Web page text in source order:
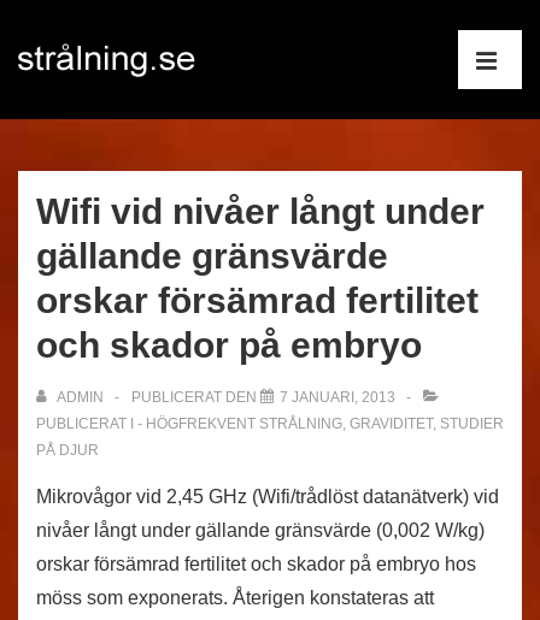
Hoppa
huvudinnehåll
Wifi vid nivåer långt under
gällande gränsvärde
orskar försämrad fertilitet
och skador på embryo
ADMIN PUBLICERAT DEN
7 JANUARI, 2013
PUBLICERAT I - HÖGFREKVENT STRÅLNING, GRAVIDITET, STUDIER
PÅ DJUR
Mikrovågor vid 2,45 GHz (Wifi/trådlöst datanätverk) vid
nivåer långt under gällande gränsvärde (0,002 W/kg)
orskar försämrad fertilitet och skador på embryo hos
möss som exponerats. Återigen konstateras att